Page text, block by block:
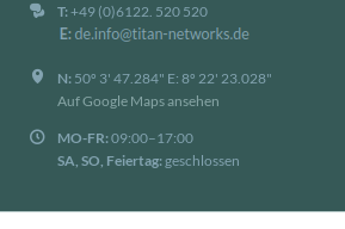
T:+49 (0)6122. 520 520
N:50º 3' 47.284" E: 8º 22' 23.028"
Auf Google Maps ansehen
MO-FR:09:00–17:00
SA, SO, Feiertag:geschlossen